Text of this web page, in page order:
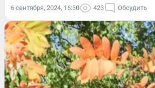
6 сентября, 2024, 16:30 423 Обсудить